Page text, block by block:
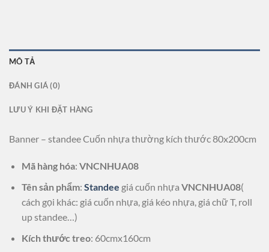
MÔ TẢ
ĐÁNH GIÁ (0)
LƯU Ý KHI ĐẶT HÀNG
Banner – standee Cuốn nhựa thường kích thước 80x200cm
Mã hàng hóa: VNCNHUA08
Tên sản phẩm: Standee giá cuốn nhựa VNCNHUA08(
cách gọi khác: giá cuốn nhựa, giá kéo nhựa, giá chữ T, roll
up standee…)
Kích thước treo: 60cmx160cm